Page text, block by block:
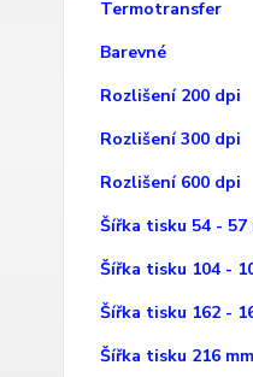
Termotransfer
Barevné
Rozlišení 200 dpi
Rozlišení 300 dpi
Rozlišení 600 dpi
Šířka tisku 54 - 57
Šířka tisku 104 -
Šířka tisku 162 -
Šířka tisku 216 mm